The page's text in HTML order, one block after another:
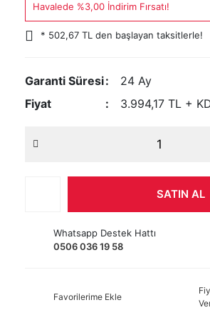
Havalede %3,00 İndirim Fırsatı!
* 502,67 TL den başlayan taksitlerle!
Garanti Süresi
24 Ay
Fiyat
3.994,17 TL +
SATIN AL
Whatsapp Destek Hattı
0506 036 19 58
Favorilerime Ekle